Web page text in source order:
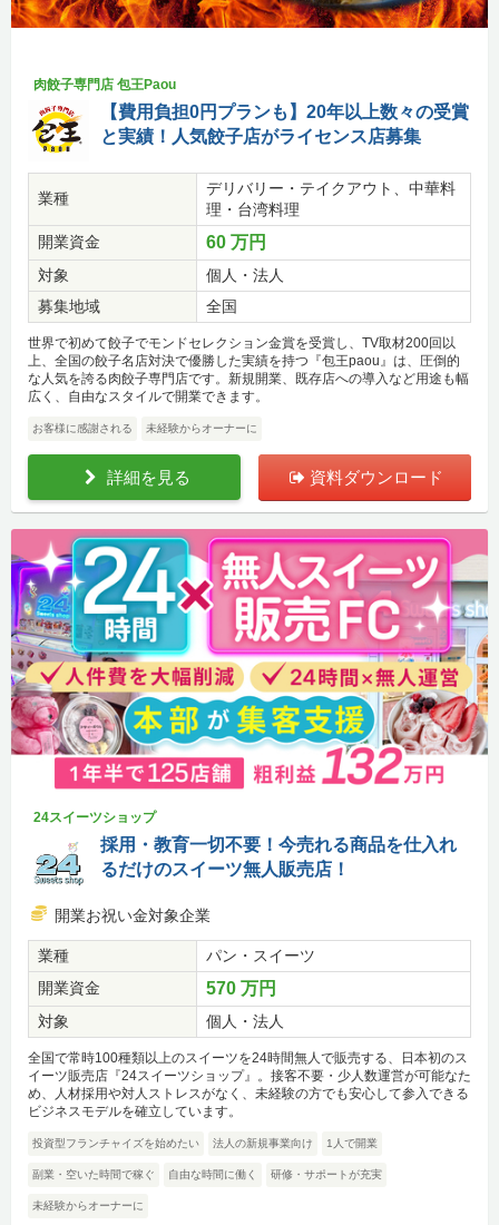
肉餃子専門店 包王Paou
【費用負担0円プランも】20年以上数々の受賞
と実績！人気餃子店がライセンス店募集
業種
デリバリー・テイクアウト、中華料
理・台湾料理
開業資金
60 万円
対象
個人・法人
募集地域
全国
世界で初めて餃子でモンドセレクション金賞を受賞し、TV取材200回以
上、全国の餃子名店対決で優勝した実績を持つ『包王paou』は、圧倒的
な人気を誇る肉餃子専門店です。新規開業、既存店への導入など用途も幅
広く、自由なスタイルで開業できます。
お客様に感謝される 未経験からオーナーに
詳細を見る 資料ダウンロード
24スイーツショップ
採用・教育一切不要！今売れる商品を仕入れ
るだけのスイーツ無人販売店！
開業お祝い金対象企業
業種
パン・スイーツ
開業資金
570 万円
対象 個人・法人
全国で常時100種類以上のスイーツを24時間無人で販売する、日本初のス
イーツ販売店『24スイーツショップ』。接客不要・少人数運営が可能なた
め、人材採用や対人ストレスがなく、未経験の方でも安心して参入できる
ビジネスモデルを確立しています。
投資型フランチャイズを始めたい 法人の新規事業向け 1人で開業
副業・空いた時間で稼ぐ 自由な時間に働く 研修・サポートが充実
未経験からオーナーに